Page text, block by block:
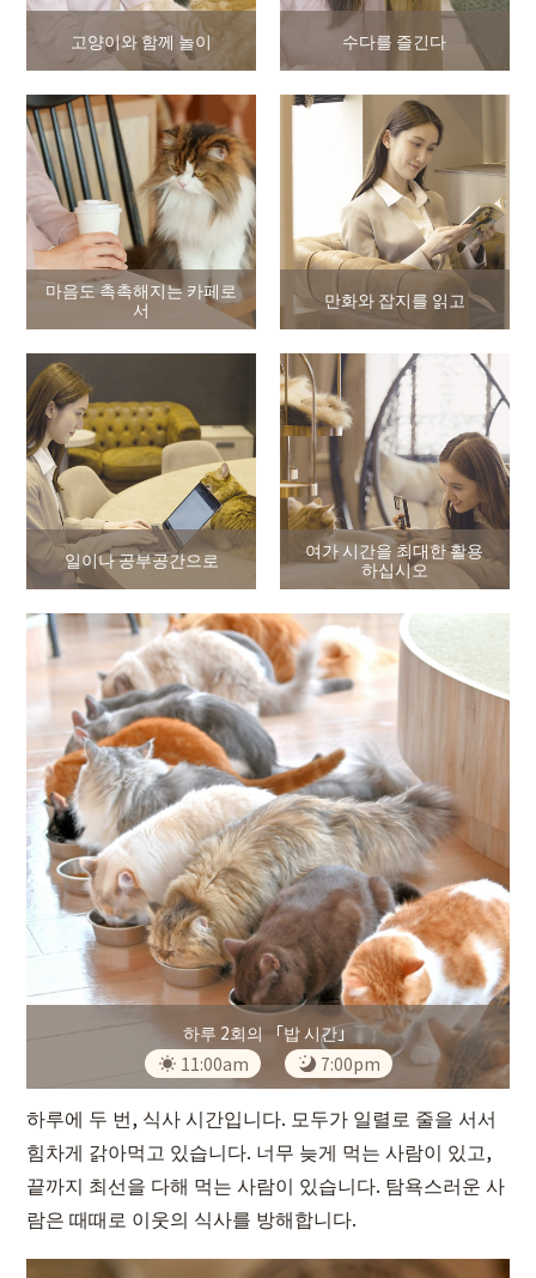
고양이와 함께 놀이 수다를 즐긴다
마음도 촉촉해지는 카페로
서
만화와 잡지를 읽고
일이나 공부공간으로
여가 시간을 최대한 활용
하십시오
하루 2회의 「밥 시간」
11:00am
7:00pm
하루에 두 번, 식사 시간입니다. 모두가 일렬로 줄을 서서
힘차게 갉아먹고 있습니다. 너무 늦게 먹는 사람이 있고,
끝까지 최선을 다해 먹는 사람이 있습니다. 탐욕스러운 사
람은 때때로 이웃의 식사를 방해합니다.